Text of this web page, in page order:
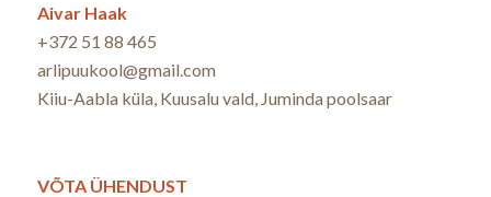
Aivar Haak
+372 51 88 465
arlipuukool@gmail.com
Kiiu-Aabla küla, Kuusalu vald, Juminda poolsaar
VÕTA ÜHENDUST